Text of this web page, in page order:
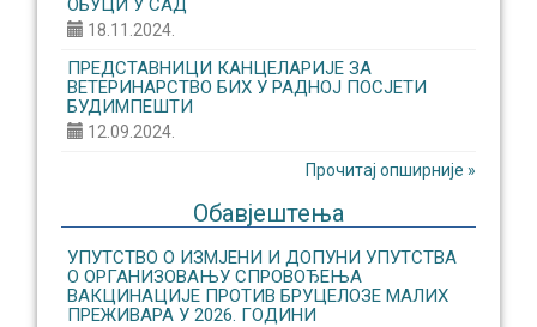
ОБУЦИ У САД
18.11.2024.
ПРЕДСТАВНИЦИ КАНЦЕЛАРИЈЕ ЗА
ВЕТЕРИНАРСТВО БИХ У РАДНОЈ ПОСЈЕТИ
БУДИМПЕШТИ
12.09.2024.
Прочитај опширније »
Обавјештења
УПУТСТВО О ИЗМЈЕНИ И ДОПУНИ УПУТСТВА
О ОРГАНИЗОВАЊУ CПРОВОЂЕЊА
ВАКЦИНАЦИЈЕ ПРОТИВ БРУЦЕЛОЗЕ МАЛИХ
ПРЕЖИВАРА У 2026. ГОДИНИ